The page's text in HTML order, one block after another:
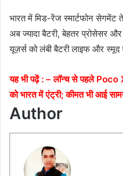
भारत में मिड-रेंज स्मार्टफोन सेगमेंट
अब ज्यादा बैटरी, बेहतर प्रोसेसर
यूज़र्स को लंबी बैटरी लाइफ और
यह भी पढ़ें : –लॉन्च से पहले Poco
को भारत में एंट्री; कीमत भी आई
Author